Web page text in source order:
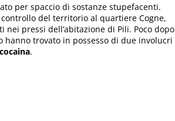
per spaccio di sostanze stupefacenti.
del territorio al quartiere Cogne,
pressi dell’abitazione di Pili. Poco dopo
hanno trovato in possesso di due involucri
cocaina.